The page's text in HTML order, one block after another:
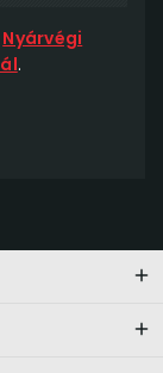
Nyárvégi
.